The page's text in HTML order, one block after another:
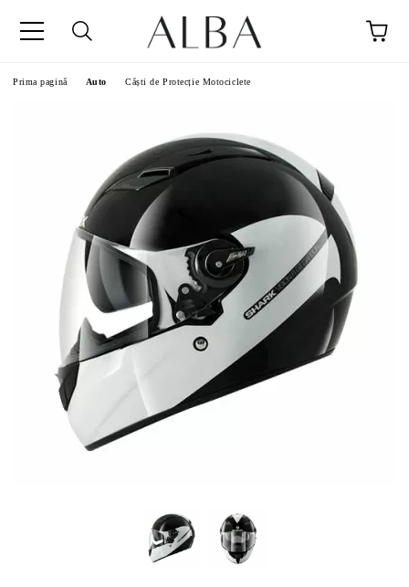
Prima pagină Auto Căști de Protecție Motociclete